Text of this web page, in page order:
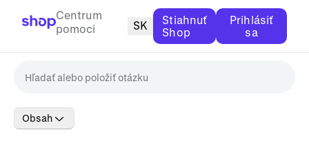
Centrum
pomoci
SK
Stiahnuť
Shop
Prihlásiť
sa
Obsah